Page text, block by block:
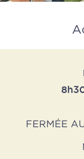
FERMÉE